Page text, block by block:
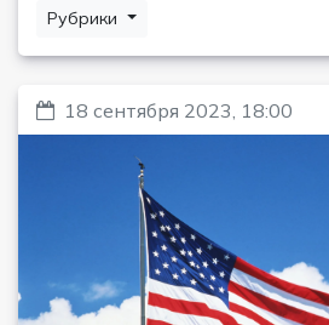
Рубрики
18 сентября 2023, 18:00